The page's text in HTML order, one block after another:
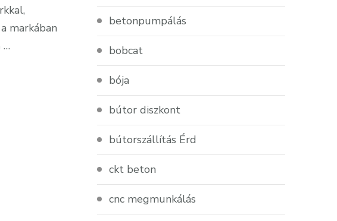
markában
…
betonpumpálás
bobcat
bója
bútor diszkont
bútorszállítás Érd
ckt beton
cnc megmunkálás